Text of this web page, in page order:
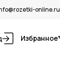
online.ru
Избранное